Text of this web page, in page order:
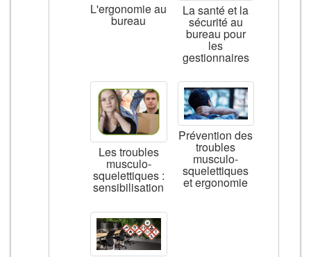
L'ergonomie au
bureau
La santé et la
sécurité au
bureau pour
les
gestionnaires
Les troubles
musculo-
squelettiques :
sensibilisation
Prévention des
troubles
musculo-
squelettiques
et ergonomie